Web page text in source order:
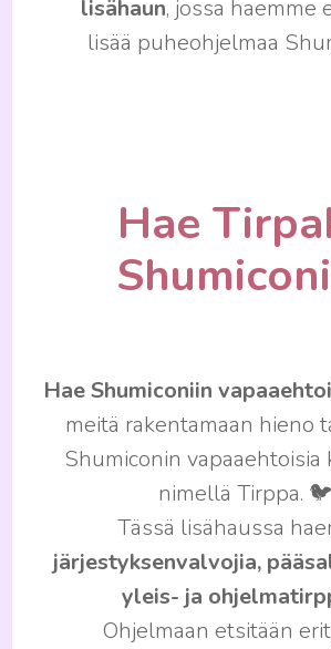
lisähaun, jossa haemme
lisää puheohjelmaa
Hae
Hae Shumiconiin
meitä rakentamaan hieno
Shumiconin
nimellä Tirppa. 🐦
Tässä lisähaussa
järjestyksenvalvojia,
yleis- ja
Ohjelmaan etsitään